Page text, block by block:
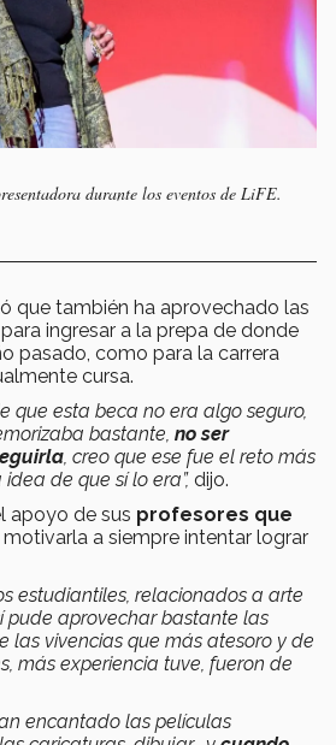
durante los eventos de LiFE.
que también ha aprovechado las
ingresar a la prepa de donde
pasado, como para la carrera
cursa.
que esta beca no era algo seguro,
bastante, no ser
, creo que ese fue el reto más
de que sí lo era”, dijo.
apoyo de sus profesores que
motivarla a siempre intentar lograr
estudiantiles, relacionados a arte
pude aprovechar bastante las
las vivencias que más atesoro y de
más experiencia tuve, fueron de
encantado las películas